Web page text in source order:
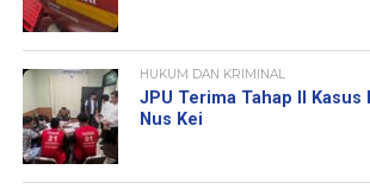
HUKUM DAN KRIMINAL
JPU Terima Tahap II Kasus
Nus Kei